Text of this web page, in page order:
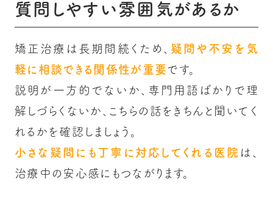
質問しやすい雰囲気があるか
矯正治療は長期間続くため、 疑問や不安を気
軽に相談できる関係性が重要 です。
説明が一方的でないか、専門用語ばかりで理
解しづらくないか、こちらの話をきちんと聞いてく
れるかを確認しましょう。
小さな疑問にも丁寧に対応してくれる医院 は、
治療中の安心感にもつながります。